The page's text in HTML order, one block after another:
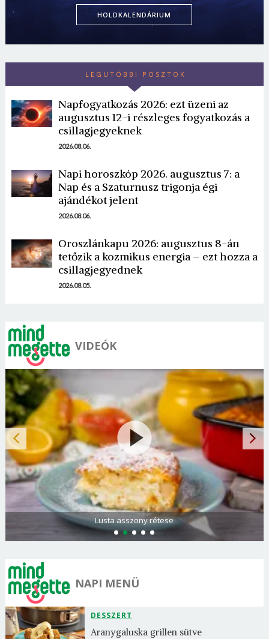
HOLDKALENDÁRIUM
LEGUTÓBBI POSZTOK
Napfogyatkozás 2026: ezt üzeni az
augusztus 12-i részleges fogyatkozás a
csillagjegyeknek
2026.08.06.
Napi horoszkóp 2026. augusztus 7: a
Nap és a Szaturnusz trigonja égi
ajándékot jelent
2026.08.06.
Oroszlánkapu 2026: augusztus 8-án
tetőzik a kozmikus energia – ezt hozza a
csillagjegyednek
2026.08.05.
VIDEÓK
Spenótos palacsinta tejföllel töltve
NAPI MENÜ
DESSZERT
Aranygaluska grillen sütve